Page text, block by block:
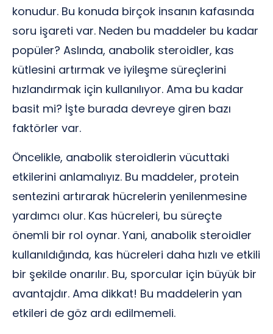
konudur. Bu konuda birçok insanın kafasında
soru işareti var. Neden bu maddeler bu kadar
popüler? Aslında, anabolik steroidler, kas
kütlesini artırmak ve iyileşme süreçlerini
hızlandırmak için kullanılıyor. Ama bu kadar
basit mi? İşte burada devreye giren bazı
faktörler var.
Öncelikle, anabolik steroidlerin vücuttaki
etkilerini anlamalıyız. Bu maddeler, protein
sentezini artırarak hücrelerin yenilenmesine
yardımcı olur. Kas hücreleri, bu süreçte
önemli bir rol oynar. Yani, anabolik steroidler
kullanıldığında, kas hücreleri daha hızlı ve etkili
bir şekilde onarılır. Bu, sporcular için büyük bir
avantajdır. Ama dikkat! Bu maddelerin yan
etkileri de göz ardı edilmemeli.